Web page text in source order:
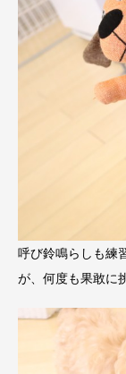
呼び鈴鳴らしも練
が、何度も果敢に